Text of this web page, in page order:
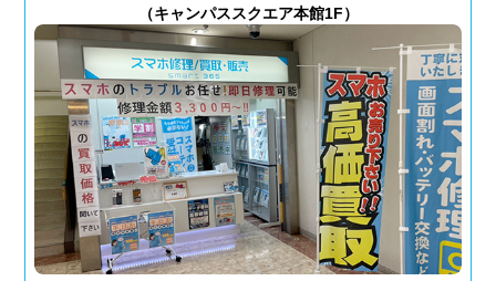
（キャンパススクエア本館1F）